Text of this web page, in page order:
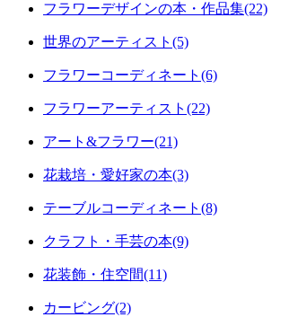
フラワーデザインの本・作品集(22)
世界のアーティスト(5)
フラワーコーディネート(6)
フラワーアーティスト(22)
アート&フラワー(21)
花栽培・愛好家の本(3)
テーブルコーディネート(8)
クラフト・手芸の本(9)
花装飾・住空間(11)
カービング(2)